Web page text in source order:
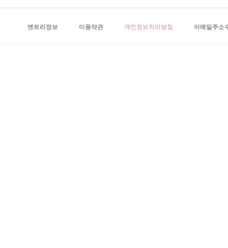
엔트리정보 이용약관 개인정보처리방침 이메일주소